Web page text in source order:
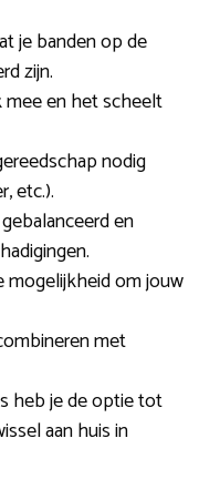
je banden op de
zijn.
mee en het scheelt
nodig
etc.).
en
mogelijkheid om jouw
met
heb je de optie tot
aan huis in